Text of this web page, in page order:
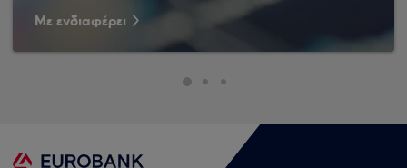
Με ενδιαφέρει